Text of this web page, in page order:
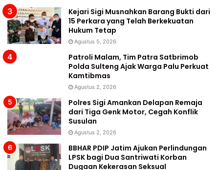
Kejari Sigi Musnahkan Barang Bukti dari
15 Perkara yang Telah Berkekuatan
Hukum Tetap
Agustus 5, 2026
Patroli Malam, Tim Patra Satbrimob
Polda Sulteng Ajak Warga Palu Perkuat
Kamtibmas
Agustus 2, 2026
Polres Sigi Amankan Delapan Remaja
dari Tiga Genk Motor, Cegah Konflik
Susulan
Agustus 2, 2026
BBHAR PDIP Jatim Ajukan Perlindungan
LPSK bagi Dua Santriwati Korban
Dugaan Kekerasan Seksual